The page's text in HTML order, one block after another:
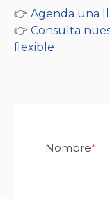
👉 Agenda una
👉 Consulta
flexible
Nombre*